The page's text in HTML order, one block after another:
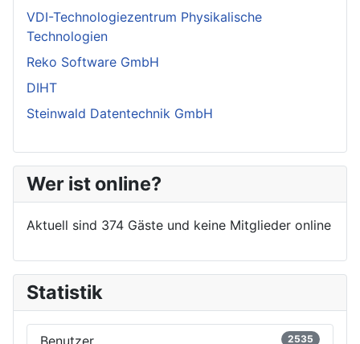
VDI-Technologiezentrum Physikalische
Technologien
Reko Software GmbH
DIHT
Steinwald Datentechnik GmbH
Wer ist online?
Aktuell sind 374 Gäste und keine Mitglieder online
Statistik
Benutzer 2535